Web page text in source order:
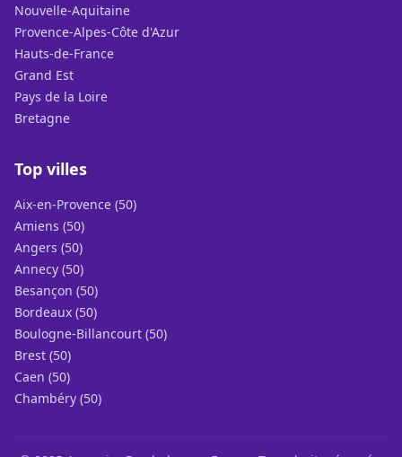
Nouvelle-Aquitaine
Provence-Alpes-Côte d'Azur
Hauts-de-France
Grand Est
Pays de la Loire
Bretagne
Top villes
Aix-en-Provence (50)
Amiens (50)
Angers (50)
Annecy (50)
Besançon (50)
Bordeaux (50)
Boulogne-Billancourt (50)
Brest (50)
Caen (50)
Chambéry (50)